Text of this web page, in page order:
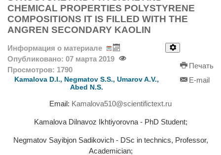
CHEMICAL PROPERTIES POLYSTYRENE
COMPOSITIONS IT IS FILLED WITH THE
ANGREN SECONDARY KAOLIN
Печать
E-mail
Информация о материале
Опубликовано: 07 марта 2019
Просмотров: 1790
Kamalova D.I., Negmatov S.S., Umarov A.V.,
Abed N.S.
Email: Kamalova510@scientifictext.ru
Kamalova Dilnavoz Ikhtiyorovna - PhD Student;
Negmatov Sayibjon Sadikovich - DSc in technics, Professor,
Academician;